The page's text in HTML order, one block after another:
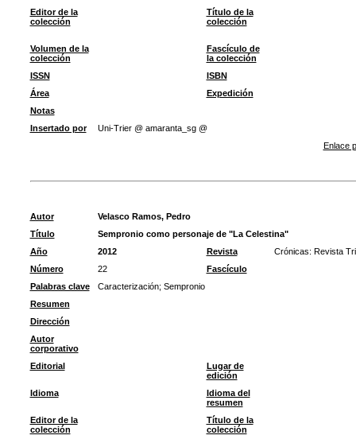
Editor de la
colección
Título de la
colección
Volumen de la
colección
Fascículo de
la colección
ISSN
ISBN
Área
Expedición
Notas
Insertado por
Uni-Trier @ amaranta_sg @
Enlace
Autor
Velasco Ramos, Pedro
Título
Sempronio como personaje de "La Celestina"
Año
2012 Revista
Crónicas: Revista
Número
22
Fascículo
Palabras clave
Caracterización; Sempronio
Resumen
Dirección
Autor
corporativo
Editorial
Lugar de
edición
Idioma
Idioma del
resumen
Editor de la
colección
Título de la
colección